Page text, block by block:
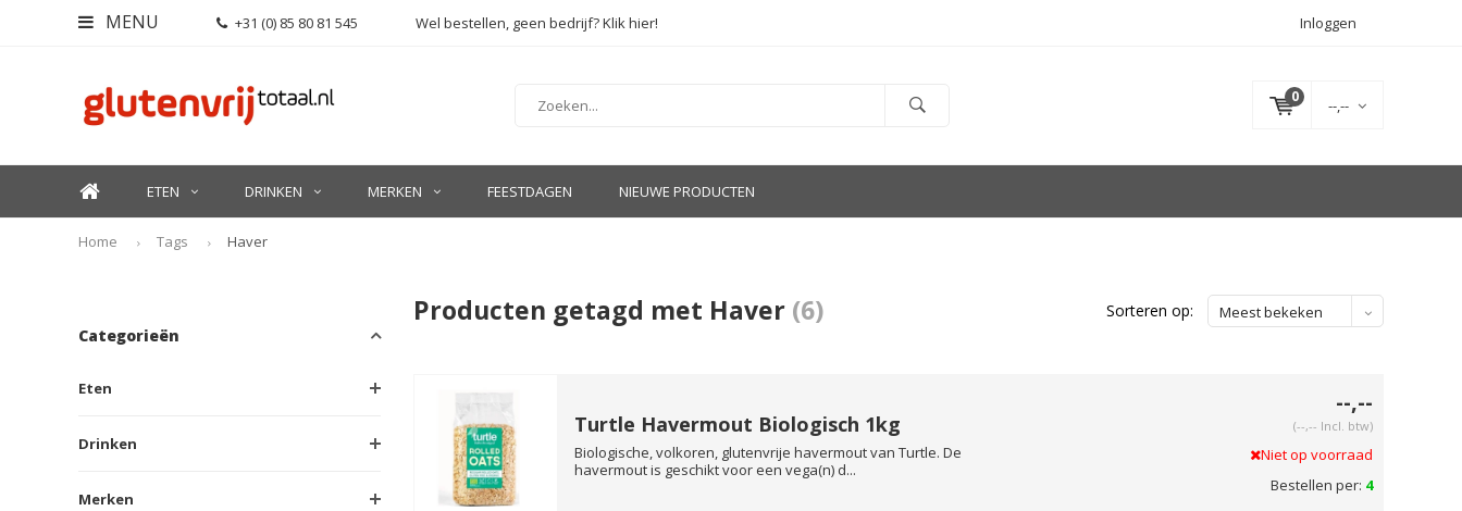
MENU +31 (0) 85 80 81 545 Wel bestellen, geen bedrijf? Klik hier! Inloggen
0 --,--
ETEN DRINKEN MERKEN FEESTDAGEN NIEUWE PRODUCTEN
Home Tags Haver
Categorieën
Eten
Drinken
Merken
Producten getagd met Haver (6) Sorteren op: Meest bekeken
Turtle Havermout Biologisch 1kg
Biologische, volkoren, glutenvrije havermout van Turtle. De
havermout is geschikt voor een vega(n) d...
--,--
(--,-- Incl. btw)
Niet op voorraad
Bestellen per: 4